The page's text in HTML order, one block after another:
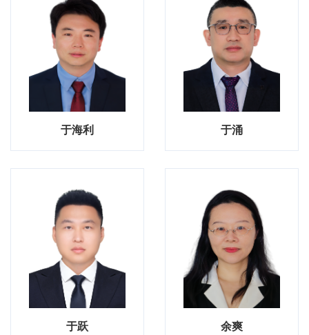
于海利 于涌
于跃 余爽